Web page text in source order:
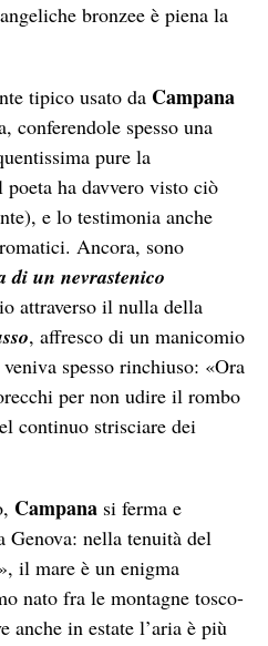
bronzee è piena la
tipico usato da Campana
conferendole spesso una
pure la
ha davvero visto ciò
e lo testimonia anche
Ancora, sono
di un nevrastenico
attraverso il nulla della
, affresco di un manicomio
spesso rinchiuso: «Ora
per non udire il rombo
continuo strisciare dei
Campana si ferma e
Genova: nella tenuità del
il mare è un enigma
nato fra le montagne tosco-
anche in estate l’aria è più